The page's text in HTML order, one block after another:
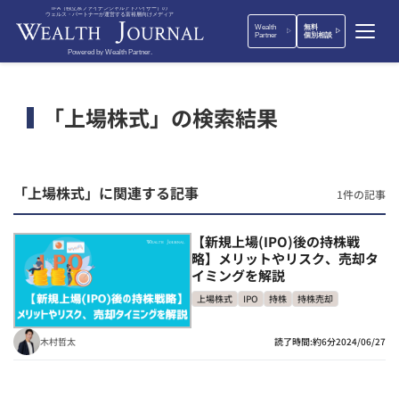
IFA（独立系ファイナンシャルアドバイザー）の
ウェルス・パートナーが運営する富裕層向けメディア
Powered by Wealth Partner.
Wealth
Partner
無料
個別相談
「上場株式」の検索結果
「上場株式」に関連する記事 1件の記事
【新規上場(IPO)後の持株戦
略】メリットやリスク、売却タ
イミングを解説
上場株式 IPO 持株 持株売却
木村哲太 読了時間:約6分2024/06/27